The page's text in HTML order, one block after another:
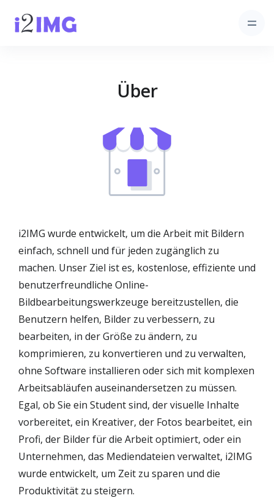
Über
i2IMG wurde entwickelt, um die Arbeit mit Bildern
einfach, schnell und für jeden zugänglich zu
machen. Unser Ziel ist es, kostenlose, effiziente und
benutzerfreundliche Online-
Bildbearbeitungswerkzeuge bereitzustellen, die
Benutzern helfen, Bilder zu verbessern, zu
bearbeiten, in der Größe zu ändern, zu
komprimieren, zu konvertieren und zu verwalten,
ohne Software installieren oder sich mit komplexen
Arbeitsabläufen auseinandersetzen zu müssen.
Egal, ob Sie ein Student sind, der visuelle Inhalte
vorbereitet, ein Kreativer, der Fotos bearbeitet, ein
Profi, der Bilder für die Arbeit optimiert, oder ein
Unternehmen, das Mediendateien verwaltet, i2IMG
wurde entwickelt, um Zeit zu sparen und die
Produktivität zu steigern.